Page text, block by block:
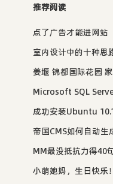
推荐阅读
点了广告才能进网站
室内设计中的十种思
姜堰 锦都国际花园
Microsoft SQL
成功安装Ubuntu
帝国CMS如何自动
MM最没抵抗力得40
小萌她妈，生日快乐！